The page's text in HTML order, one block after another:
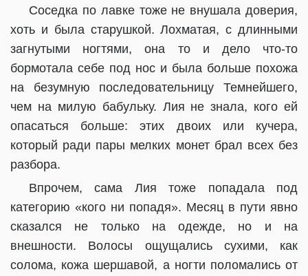
Соседка по лавке тоже не внушала доверия,
хоть и была старушкой. Лохматая, с длинными
загнутыми ногтями, она то и дело что-то
бормотала себе под нос и была больше похожа
на безумную последовательницу Темнейшего,
чем на милую бабульку. Лия не знала, кого ей
опасаться больше: этих двоих или кучера,
который ради пары мелких монет брал всех без
разбора.
Впрочем, сама Лия тоже попадала под
категорию «кого ни попадя». Месяц в пути явно
сказался не только на одежде, но и на
внешности. Волосы ощущались сухими, как
солома, кожа шершавой, а ногти поломались от